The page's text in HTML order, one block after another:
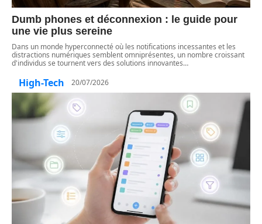
Dumb phones et déconnexion : le guide pour
une vie plus sereine
Dans un monde hyperconnecté où les notifications incessantes et les
distractions numériques semblent omniprésentes, un nombre croissant
d'individus se tournent vers des solutions innovantes…
High-Tech 20/07/2026